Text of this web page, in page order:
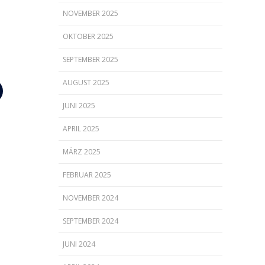
NOVEMBER 2025
OKTOBER 2025
SEPTEMBER 2025
AUGUST 2025
JUNI 2025
APRIL 2025
MÄRZ 2025
FEBRUAR 2025
NOVEMBER 2024
SEPTEMBER 2024
JUNI 2024